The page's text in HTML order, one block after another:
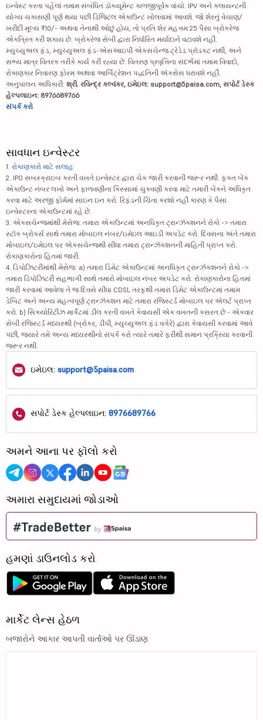
ઇન્વેસ્ટ કરતા પહેલાં તમામ સંબંધિત ડૉક્યૂમેન્ટ કાળજીપૂર્વક વાંચો. IPV અને ક્લાયન્ટની
યોગ્ય ચકાસણી પૂર્ણ થયા પછી ડિજિટલ એકાઉન્ટ ખોલવામાં આવશે. જો શેરનું વેચાણ/
ખરીદી મૂલ્ય ₹10/- અથવા તેનાથી ઓછું હોય, તો પ્રતિ શેર મહત્તમ 25 પૈસા બ્રોકરેજ
એકત્રિત કરી શકાય છે. બ્રોકરેજ સેબી દ્વારા નિર્ધારિત મર્યાદાને વટાવશે નહીં.
મ્યુચ્યુઅલ ફંડ, મ્યુચ્યુઅલ ફંડ-એસઆઇપી એક્સચેન્જ ટ્રેડેડ પ્રૉડક્ટ નથી, અને
સભ્ય માત્ર વિતરક તરીકે કાર્ય કરી રહ્યા છે. વિતરણ પ્રવૃત્તિના સંદર્ભમાં તમામ વિવાદો,
રોકાણકાર નિવારણ ફોરમ અથવા આર્બિટ્રેશન પદ્ધતિની ઍક્સેસ ધરાવશે નહીં.
અનુપાલન અધિકારી: શ્રી. રવિન્દ્ર કલ્વંકર, ઇમેઇલ: support@5paisa.com, સપોર્ટ ડેસ્ક
હેલ્પલાઇન: 8976689766
સંપર્ક કરો
સાવધાન ઇન્વેસ્ટર
1. રોકાણકારો માટે સલાહ
2. IPO સબસ્ક્રાઇબ કરતી વખતે ઇન્વેસ્ટર દ્વારા ચેક જારી કરવાની જરૂર નથી. ફક્ત બેંક
એકાઉન્ટ નંબર લખો અને ફાળવણીના કિસ્સામાં ચુકવણી કરવા માટે તમારી બેંકને અધિકૃત
કરવા માટે અરજી ફોર્મમાં સાઇન ઇન કરો. રિફંડની ચિંતા કરશો નહીં કારણ કે પૈસા
ઇન્વેસ્ટરના એકાઉન્ટમાં રહે છે.
3. એક્સચેન્જમાંથી મેસેજ: તમારા એકાઉન્ટમાં અનધિકૃત ટ્રાન્ઝૅક્શનને રોકો -> તમારા
સ્ટૉક બ્રોકર્સ સાથે તમારા મોબાઇલ નંબર/ઇમેઇલ આઇડી અપડેટ કરો. દિવસના અંતે તમારા
મોબાઇલ/ઇમેઇલ પર એક્સચેન્જથી સીધા તમારા ટ્રાન્ઝૅક્શનની માહિતી પ્રાપ્ત કરો.
રોકાણકારોના હિતમાં જારી.
4. ડિપોઝિટરીમાંથી મેસેજ: a) તમારા ડિમેટ એકાઉન્ટમાં અનધિકૃત ટ્રાન્ઝૅક્શનને રોકો ->
તમારા ડિપોઝિટરી સહભાગી સાથે તમારો મોબાઇલ નંબર અપડેટ કરો. રોકાણકારોના હિતમાં
જારી કરવામાં આવેલા તે જ દિવસે સીધા CDSL તરફથી તમારા ડિમેટ એકાઉન્ટમાં તમામ
ડેબિટ અને અન્ય મહત્વપૂર્ણ ટ્રાન્ઝૅક્શન માટે તમારા રજિસ્ટર્ડ મોબાઇલ પર ઍલર્ટ પ્રાપ્ત
કરો. b) સિક્યોરિટીઝ માર્કેટમાં ડીલ કરતી વખતે કેવાયસી એક વખતની કસરત છે - એકવાર
સેબી રજિસ્ટર્ડ મધ્યસ્થી (બ્રોકર, ડીપી, મ્યુચ્યુઅલ ફંડ વગેરે) દ્વારા કેવાયસી કરવામાં આવે
પછી, જ્યારે તમે અન્ય મધ્યસ્થીનો સંપર્ક કરો ત્યારે તમારે ફરીથી સમાન પ્રક્રિયા કરવાની
જરૂર નથી.
ઇમેઇલ: support@5paisa.com
સપોર્ટ ડેસ્ક હેલ્પલાઇન: 8976689766
અમને આના પર ફૉલો કરો
અમારા સમુદાયમાં જોડાઓ
હમણાં ડાઉનલોડ કરો
માર્કેટ લેન્સ હેઠળ
બજારોને આકાર આપતી વાર્તાઓ પર ઊંડાણ